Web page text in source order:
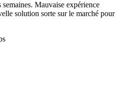
Mauvaise expérience
solution sorte sur le marché pour